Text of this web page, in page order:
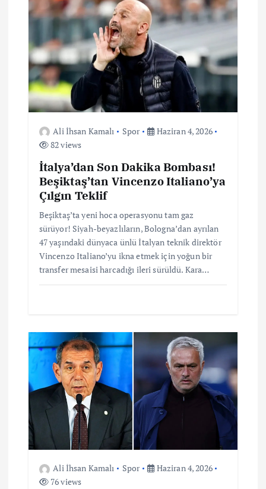
m
e
s
Ali İhsan Kamalı Spor
Haziran 4, 2026
82 views
İtalya’dan Son Dakika Bombası!
Beşiktaş’tan Vincenzo Italiano’ya
Çılgın Teklif
Beşiktaş’ta yeni hoca operasyonu tam gaz
sürüyor! Siyah-beyazlıların, Bologna’dan ayrılan
47 yaşındaki dünyaca ünlü İtalyan teknik direktör
Vincenzo Italiano’yu ikna etmek için yoğun bir
transfer mesaisi harcadığı ileri sürüldü. Kara…
Ali İhsan Kamalı Spor
Haziran 4, 2026
76 views